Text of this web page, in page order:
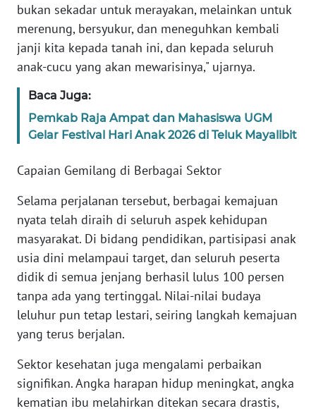
bukan sekadar untuk merayakan, melainkan untuk
merenung, bersyukur, dan meneguhkan kembali
janji kita kepada tanah ini, dan kepada seluruh
anak-cucu yang akan mewarisinya," ujarnya.
Baca Juga:
Pemkab Raja Ampat dan Mahasiswa UGM
Gelar Festival Hari Anak 2026 di Teluk Mayalibit
Capaian Gemilang di Berbagai Sektor
Selama perjalanan tersebut, berbagai kemajuan
nyata telah diraih di seluruh aspek kehidupan
masyarakat. Di bidang pendidikan, partisipasi anak
usia dini melampaui target, dan seluruh peserta
didik di semua jenjang berhasil lulus 100 persen
tanpa ada yang tertinggal. Nilai-nilai budaya
leluhur pun tetap lestari, seiring langkah kemajuan
yang terus berjalan.
Sektor kesehatan juga mengalami perbaikan
signifikan. Angka harapan hidup meningkat, angka
kematian ibu melahirkan ditekan secara drastis,
WN
JABAR
WN
WN
NTT
WN
WN
PAPUA
WN
PAPUA
BARAT
RIAU
WN